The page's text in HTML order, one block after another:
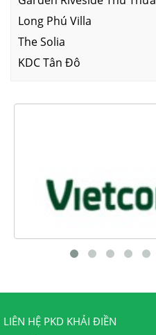
Long Phú Villa
The Solia
KDC Tân Đô
LIÊN HỆ PKD KHẢI ĐIỀN